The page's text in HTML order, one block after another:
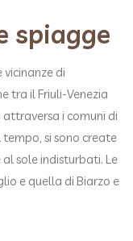
spiagge
di
tra il Friuli-Venezia
attraversa i comuni di
tempo, si sono create
sole indisturbati. Le
e quella di Biarzo e